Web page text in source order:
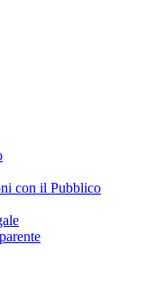
con il Pubblico